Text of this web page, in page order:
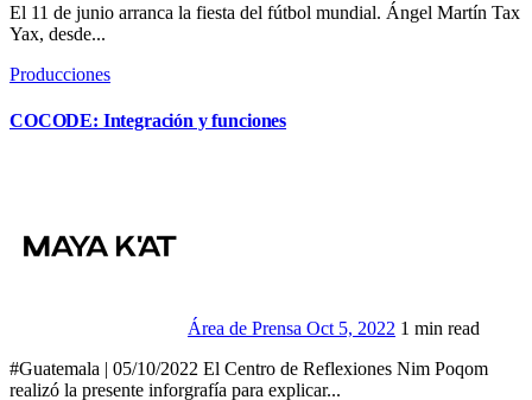
El 11 de junio arranca la fiesta del fútbol mundial. Ángel Martín Tax
Yax, desde...
Producciones
COCODE: Integración y funciones
Área de Prensa Oct 5, 2022 1 min read
#Guatemala | 05/10/2022 El Centro de Reflexiones Nim Poqom
realizó la presente inforgrafía para explicar...